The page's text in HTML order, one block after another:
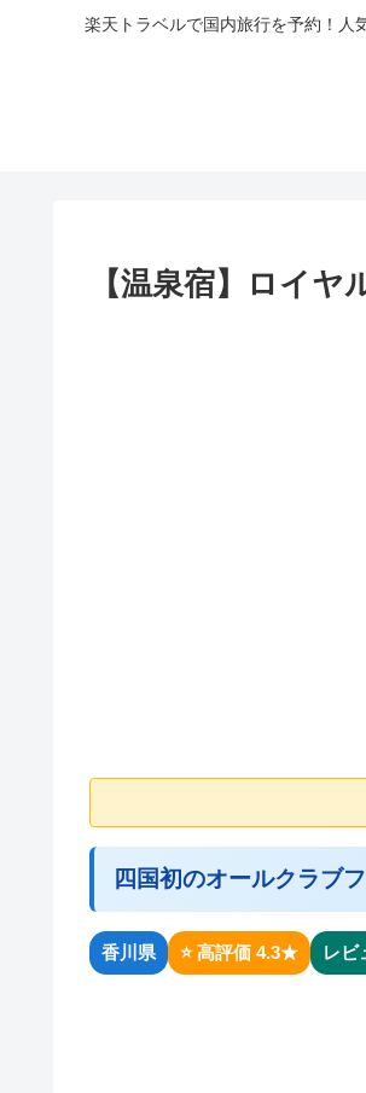
楽天トラベルで国内旅行を予約！人
【温泉宿】ロイ
四国初のオールクラブ
香川県 ⭐ 高評価 4.3★ レビ